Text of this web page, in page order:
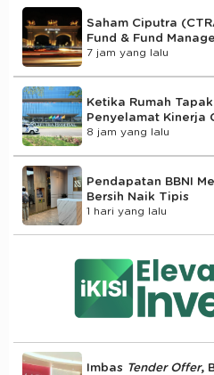
Saham Ciputra
Fund & Fund
7 jam yang lalu
Ketika Rumah
Penyelamat Kinerja
8 jam yang lalu
Pendapatan BBNI
Bersih Naik Tipis
1 hari yang lalu
Imbas Tender Offer,